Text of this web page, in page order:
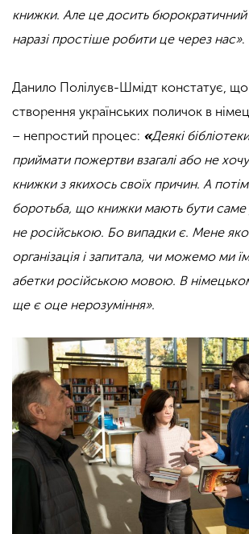
книжки. Але це досить
наразі простіше робити це через нас».
Данило Полілуєв-Шмідт констатує, що
створення українських поличок в
– непростий процес: «Деякі
приймати пожертви взагалі або не
книжки з якихось своїх причин. А
боротьба, що книжки мають бути саме
не російською. Бо випадки є. Мене
організація і запитала, чи можемо ми
абетки російською мовою. В
ще є оце нерозуміння».